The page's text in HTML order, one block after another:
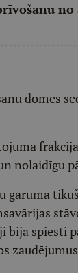
domes
nolaidīgu
garumā
spiesti